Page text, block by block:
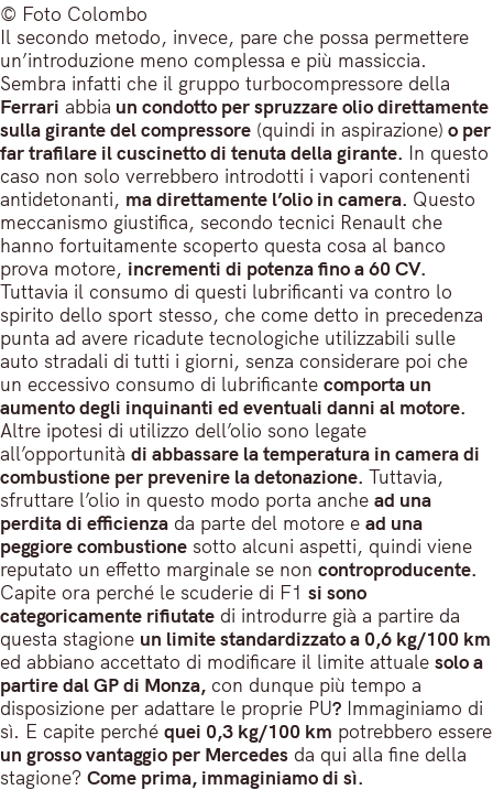
© Foto Colombo
Il secondo metodo, invece, pare che possa permettere
un’introduzione meno complessa e più massiccia.
Sembra infatti che il gruppo turbocompressore della
Ferrari abbia un condotto per spruzzare olio direttamente
sulla girante del compressore (quindi in aspirazione) o per
far trafilare il cuscinetto di tenuta della girante. In questo
caso non solo verrebbero introdotti i vapori contenenti
antidetonanti, ma direttamente l’olio in camera. Questo
meccanismo giustifica, secondo tecnici Renault che
hanno fortuitamente scoperto questa cosa al banco
prova motore, incrementi di potenza fino a 60 CV.
Tuttavia il consumo di questi lubrificanti va contro lo
spirito dello sport stesso, che come detto in precedenza
punta ad avere ricadute tecnologiche utilizzabili sulle
auto stradali di tutti i giorni, senza considerare poi che
un eccessivo consumo di lubrificante comporta un
aumento degli inquinanti ed eventuali danni al motore.
Altre ipotesi di utilizzo dell’olio sono legate
all’opportunità di abbassare la temperatura in camera di
combustione per prevenire la detonazione. Tuttavia,
sfruttare l’olio in questo modo porta anche ad una
perdita di efficienza da parte del motore e ad una
peggiore combustione sotto alcuni aspetti, quindi viene
reputato un effetto marginale se non controproducente.
Capite ora perché le scuderie di F1 si sono
categoricamente rifiutate di introdurre già a partire da
questa stagione un limite standardizzato a 0,6 kg/100 km
ed abbiano accettato di modificare il limite attuale solo a
partire dal GP di Monza, con dunque più tempo a
disposizione per adattare le proprie PU? Immaginiamo di
sì. E capite perché quei 0,3 kg/100 km potrebbero essere
un grosso vantaggio per Mercedes da qui alla fine della
stagione? Come prima, immaginiamo di sì.